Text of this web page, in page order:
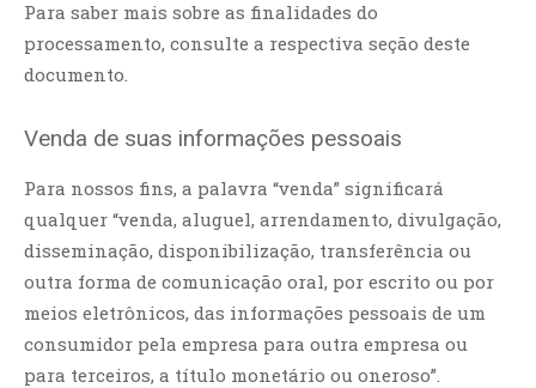
Para saber mais sobre as finalidades do
processamento, consulte a respectiva seção deste
documento.
Venda de suas informações pessoais
Para nossos fins, a palavra “venda” significará
qualquer “venda, aluguel, arrendamento, divulgação,
disseminação, disponibilização, transferência ou
outra forma de comunicação oral, por escrito ou por
meios eletrônicos, das informações pessoais de um
consumidor pela empresa para outra empresa ou
para terceiros, a título monetário ou oneroso”.